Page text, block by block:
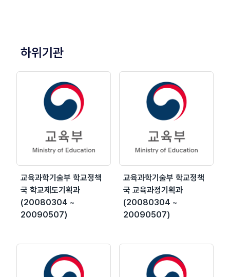
하위기관
교육과학기술부 학교정책
국 학교제도기획과
(20080304 ~
20090507)
교육과학기술부 학교정책
국 교육과정기획과
(20080304 ~
20090507)